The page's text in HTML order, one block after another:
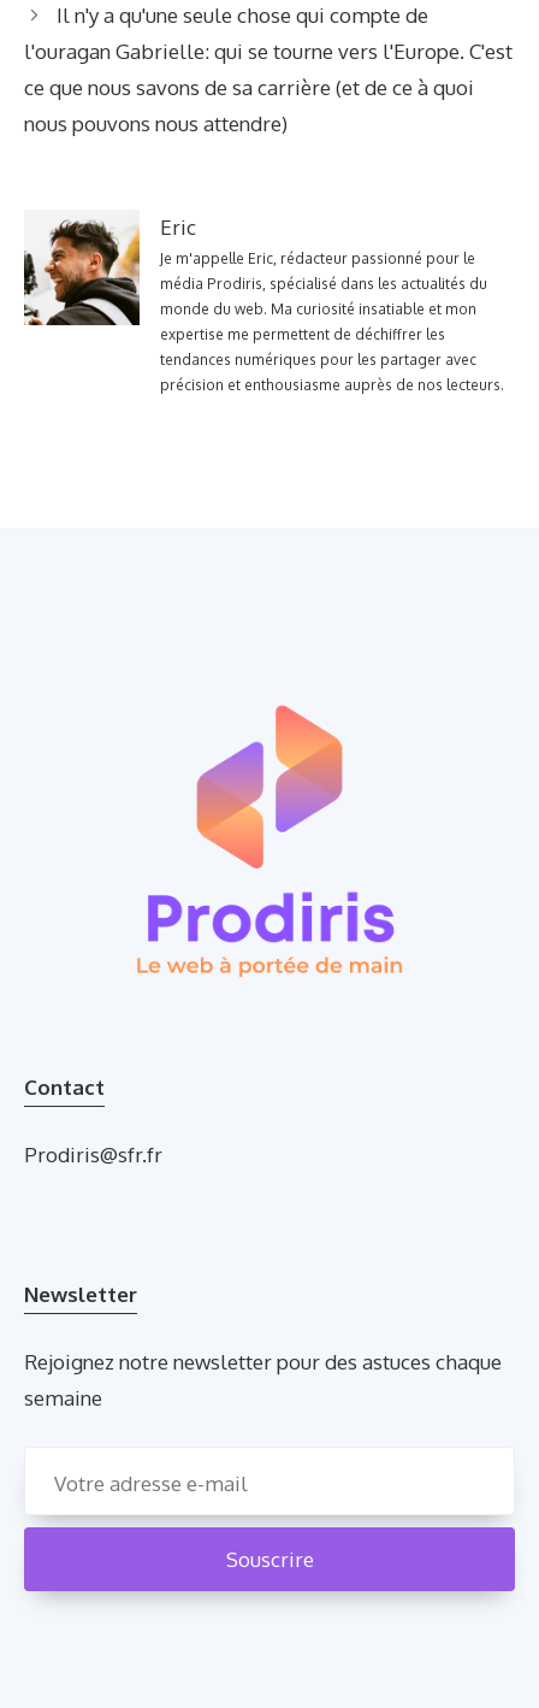
Il n'y a qu'une seule chose qui compte de
l'ouragan Gabrielle: qui se tourne vers l'Europe. C'est
ce que nous savons de sa carrière (et de ce à quoi
nous pouvons nous attendre)
Eric
Je m'appelle Eric, rédacteur passionné pour le
média Prodiris, spécialisé dans les actualités du
monde du web. Ma curiosité insatiable et mon
expertise me permettent de déchiffrer les
tendances numériques pour les partager avec
précision et enthousiasme auprès de nos lecteurs.
Contact
Prodiris@sfr.fr
Newsletter
Rejoignez notre newsletter pour des astuces chaque
semaine